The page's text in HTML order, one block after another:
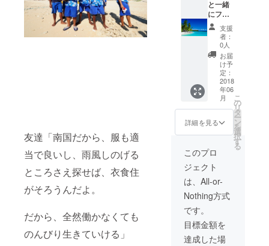
友達「南国だから、服も適
当で良いし、雨風しのげる
ところさえ探せば、衣食住
がそろうんだよ。
だから、全然働かなくても
のんびり生きていける」
と一緒
にフィ
ジー同
行権
記念写
真 オ
リジナ
ルレ
ポー
ト み
ずきの
ありが
とう動
画
支援
者：
0人
お届
け予
定：
2018
年06
月
詳細を見る
こ
の
リ
タ
ー
ン
を
選
択
す
る
このプロ
ジェクト
は、All-or-
Nothing方式
です。
目標金額を
達成した場